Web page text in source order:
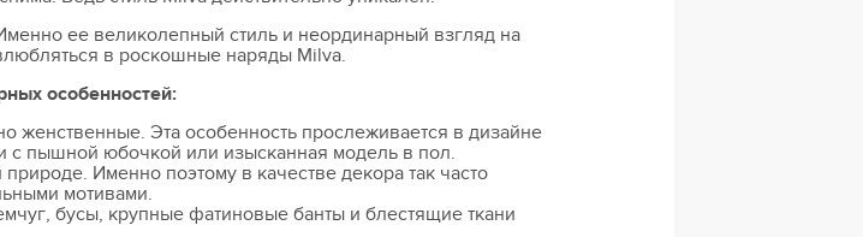
ее великолепный стиль и неординарный взгляд на
в роскошные наряды Milva.
особенностей:
женственные. Эта особенность прослеживается в дизайне
с пышной юбочкой или изысканная модель в пол.
Именно поэтому в качестве декора так часто
мотивами.
бусы, крупные фатиновые банты и блестящие ткани